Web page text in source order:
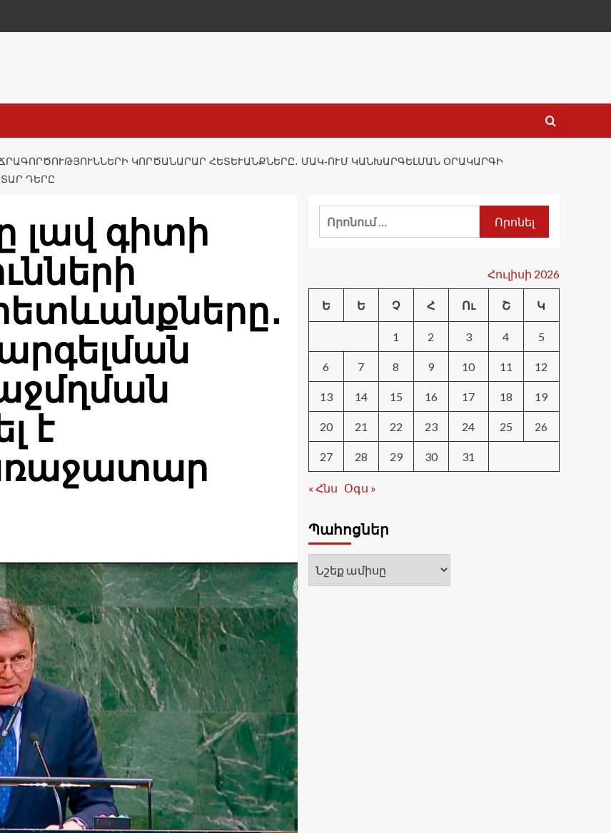
ԿՈՐԾԱՆԱՐԱՐ ՀԵՏԵՒԱՆՔՆԵՐԸ․ ՄԱԿ-ՈՒՄ ԿԱՆԽԱՐԳԵԼՄԱՆ ՕՐԱԿԱՐԳԻ Ա
ԴԵՐԸ
լավ գիտի
է
Որոնել՝
Հուլիսի 2026
Ե Ե Չ Հ Ու Շ Կ
1 2 3 4 5
6 7 8 9 10 11 12
13 14 15 16 17 18 19
20 21 22 23 24 25 26
27 28 29 30 31
« Հնս Օգս »
Պահոցներ
Պահոցներ